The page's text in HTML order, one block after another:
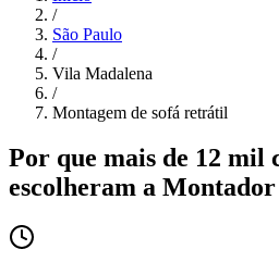
/
São Paulo
/
Vila Madalena
/
Montagem de sofá retrátil
Por que mais de 12 mil
escolheram a Montador